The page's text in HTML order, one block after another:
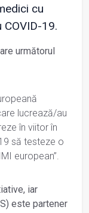
cu
19.
următorul
lucrează/au
în viitor în
să testeze o
european”.
iar
este partener